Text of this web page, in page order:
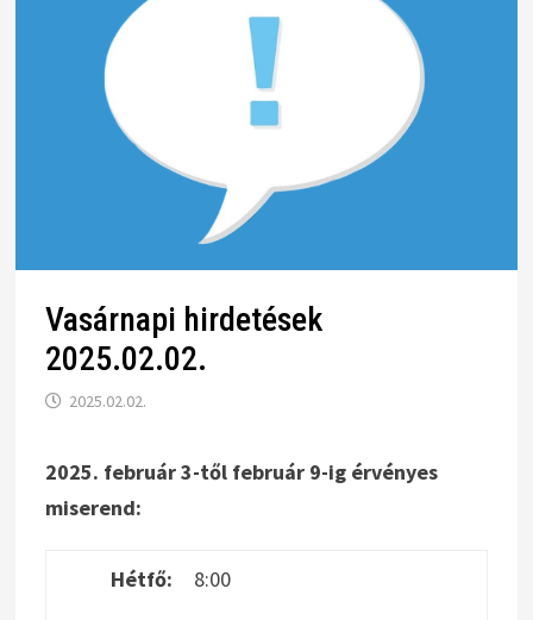
Vasárnapi hirdetések
2025.02.02.
2025.02.02.
2025. február 3-től február 9-ig érvényes
miserend:
Hétfő: 8:00